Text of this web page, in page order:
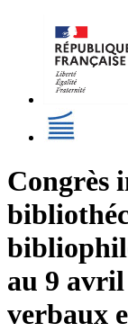
Congrès
au 9 avril
verbaux